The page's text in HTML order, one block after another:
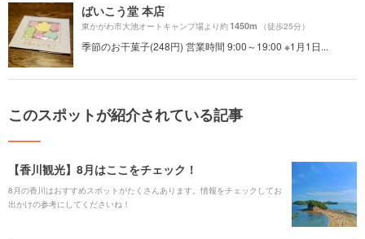
ばいこう堂 本店
東かがわ市大池オートキャンプ場より約1450m （徒歩25分）
季節のお干菓子(248円) 営業時間 9:00～19:00 ※1月1日...
このスポットが紹介されている記事
【香川観光】8月はここをチェック！
8月の香川はおすすめスポットがたくさんあります。情報をチェックしてお
出かけの参考にしてくださいね！